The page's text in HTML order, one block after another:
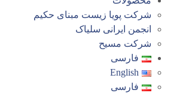
شرکت پویا زیست مبنای حکیم
انجمن ایرانی سلیاک
شرکت مسیح
فارسی
English
فارسی